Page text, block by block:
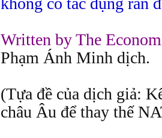
Written by The
Phạm Ánh Minh dịch.
(Tựa đề của dịch giả:
châu Âu để thay thế